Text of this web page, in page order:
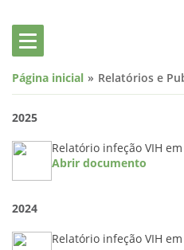
Página inicial Relatórios e
2025
Relatório infeção VIH
Abrir documento
2024
Relatório infeção VIH